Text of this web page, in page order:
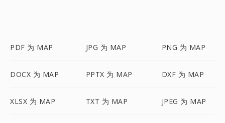
PDF 为 MAP JPG 为 MAP PNG 为 MAP
DOCX 为 MAP PPTX 为 MAP DXF 为 MAP
XLSX 为 MAP TXT 为 MAP JPEG 为 MAP